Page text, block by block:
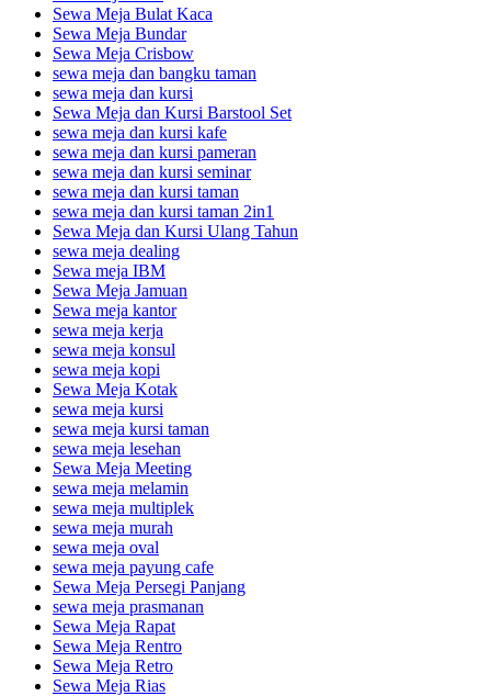
Sewa Meja Bulat Kaca
Sewa Meja Bundar
Sewa Meja Crisbow
sewa meja dan bangku taman
sewa meja dan kursi
Sewa Meja dan Kursi Barstool Set
sewa meja dan kursi kafe
sewa meja dan kursi pameran
sewa meja dan kursi seminar
sewa meja dan kursi taman
sewa meja dan kursi taman 2in1
Sewa Meja dan Kursi Ulang Tahun
sewa meja dealing
Sewa meja IBM
Sewa Meja Jamuan
Sewa meja kantor
sewa meja kerja
sewa meja konsul
sewa meja kopi
Sewa Meja Kotak
sewa meja kursi
sewa meja kursi taman
sewa meja lesehan
Sewa Meja Meeting
sewa meja melamin
sewa meja multiplek
sewa meja murah
sewa meja oval
sewa meja payung cafe
Sewa Meja Persegi Panjang
sewa meja prasmanan
Sewa Meja Rapat
Sewa Meja Rentro
Sewa Meja Retro
Sewa Meja Rias